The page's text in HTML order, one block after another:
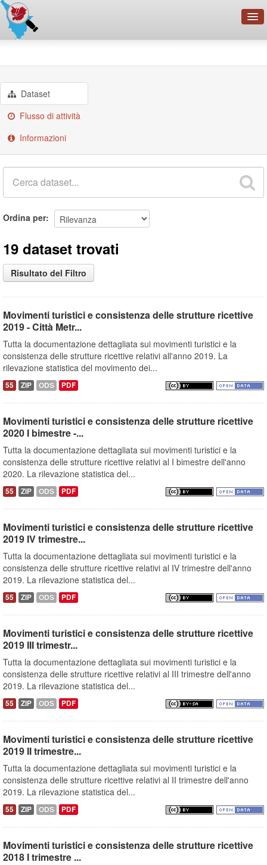
Dataset
Flusso di attività
Informazioni
Ordina per
19 dataset trovati
Risultato del Filtro
Movimenti turistici e consistenza delle strutture ricettive
2019 - Città Metr...
Tutta la documentazione dettagliata sui movimenti turistici e la
consistenza delle strutture ricettive relativi all'anno 2019. La
rilevazione statistica del movimento dei...
55 ZIP ODS PDF
Movimenti turistici e consistenza delle strutture ricettive
2020 I bimestre -...
Tutta la documentazione dettagliata sui movimenti turistici e la
consistenza delle strutture ricettive relativi al I bimestre dell'anno
2020. La rilevazione statistica del...
55 ZIP ODS PDF
Movimenti turistici e consistenza delle strutture ricettive
2019 IV trimestre...
Tutta la documentazione dettagliata sui movimenti turistici e la
consistenza delle strutture ricettive relativi al IV trimestre dell'anno
2019. La rilevazione statistica del...
55 ZIP ODS PDF
Movimenti turistici e consistenza delle strutture ricettive
2019 III trimestr...
Tutta la documentazione dettagliata sui movimenti turistici e la
consistenza delle strutture ricettive relativi al III trimestre dell'anno
2019. La rilevazione statistica del...
55 ZIP ODS PDF
Movimenti turistici e consistenza delle strutture ricettive
2019 II trimestre...
Tutta la documentazione dettagliata sui movimenti turistici e la
consistenza delle strutture ricettive relativi al II trimestre dell'anno
2019. La rilevazione statistica del...
55 ZIP ODS PDF
Movimenti turistici e consistenza delle strutture ricettive
2018 I trimestre ...